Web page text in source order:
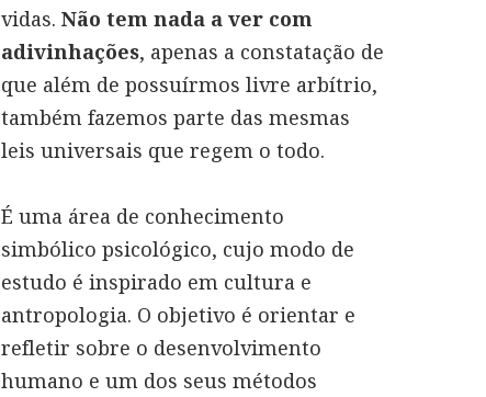
vidas. Não tem nada a ver com
adivinhações, apenas a constatação de
que além de possuírmos livre arbítrio,
também fazemos parte das mesmas
leis universais que regem o todo.
É uma área de conhecimento
simbólico psicológico, cujo modo de
estudo é inspirado em cultura e
antropologia. O objetivo é orientar e
refletir sobre o desenvolvimento
humano e um dos seus métodos